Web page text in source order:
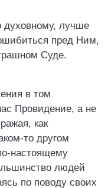
духовному, лучше
пред Ним,
Суде.
в том
Провидение, а не
как
то другом
настоящему
людей
по поводу своих